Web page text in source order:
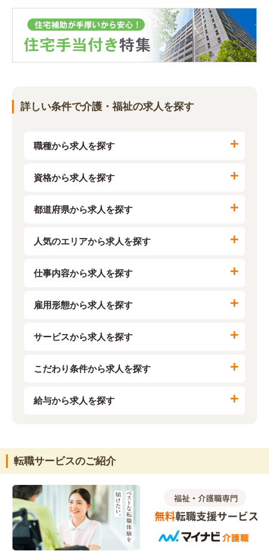
転職サービスのご紹介
詳しい条件で介護・福祉の求人を探す
職種から求人を探す
資格から求人を探す
都道府県から求人を探す
人気のエリアから求人を探す
仕事内容から求人を探す
雇用形態から求人を探す
サービスから求人を探す
こだわり条件から求人を探す
給与から求人を探す